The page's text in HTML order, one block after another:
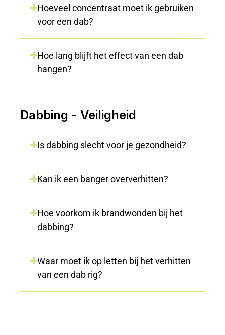
Hoeveel concentraat moet ik gebruiken
voor een dab?
Hoe lang blijft het effect van een dab
hangen?
Dabbing - Veiligheid
Is dabbing slecht voor je gezondheid?
Kan ik een banger oververhitten?
Hoe voorkom ik brandwonden bij het
dabbing?
Waar moet ik op letten bij het verhitten
van een dab rig?